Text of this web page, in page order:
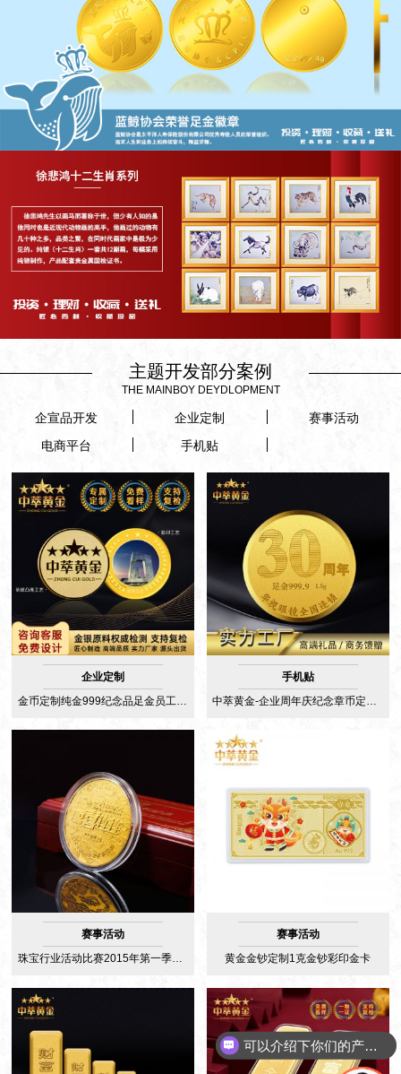
主题开发部分案例
THE MAINBOY DEYDLOPMENT
企宣品开发 企业定制
赛事活动
电商平台
手机贴
企业定制
金币定制纯金999纪念品足金员工周年庆黄金徽章金牌奖牌银币定制
手机贴
中萃黄金-企业周年庆纪念章币定做纯金金币定制
赛事活动
珠宝行业活动比赛2015年第一季总决赛冠军金币纪念奖牌
赛事活动
黄金金钞定制1克金钞彩印金卡
你们是怎么收费的呢